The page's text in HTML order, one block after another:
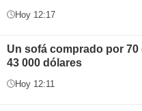
Hoy 12:17
Un sofá comprado por
43 000 dólares
Hoy 12:11